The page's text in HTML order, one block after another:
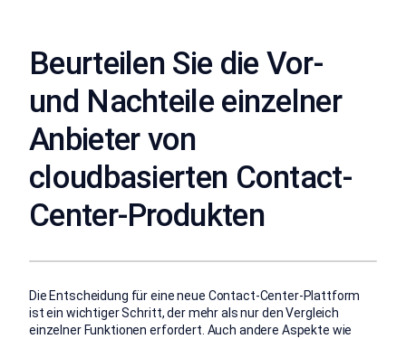
Beurteilen Sie die Vor-
und Nachteile einzelner
Anbieter von
cloudbasierten Contact-
Center-Produkten
Die Entscheidung für eine neue Contact-Center-Plattform
ist ein wichtiger Schritt, der mehr als nur den Vergleich
einzelner Funktionen erfordert. Auch andere Aspekte wie